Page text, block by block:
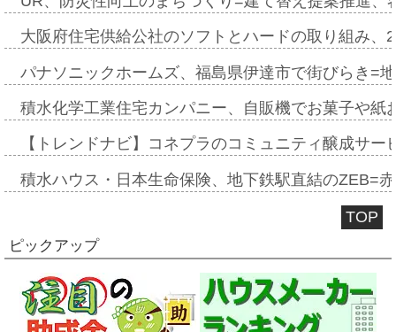
大阪府住宅供給公社のソフトとハードの取り組み
パナソニックホームズ、福島県伊達市で街びらき=
積水化学工業住宅カンパニー、自販機でお菓子や
【トレンドナビ】コネプラのコミュニティ醸成サ
積水ハウス・日本生命保険、地下鉄駅直結のZEB=
TOP
ピックアップ